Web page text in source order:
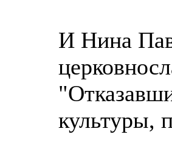
И Нина
культуры,